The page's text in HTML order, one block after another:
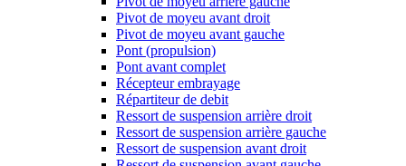
Pivot de moyeu avant droit
Pivot de moyeu avant gauche
Pont (propulsion)
Pont avant complet
Récepteur embrayage
Répartiteur de debit
Ressort de suspension arrière droit
Ressort de suspension arrière gauche
Ressort de suspension avant droit